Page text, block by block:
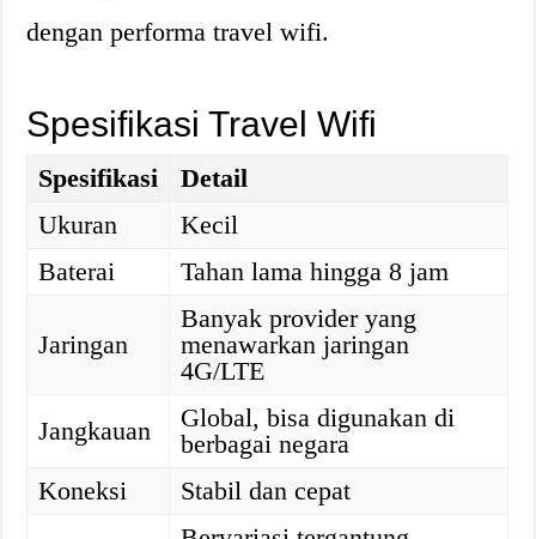
dengan performa travel wifi.
Spesifikasi Travel Wifi
Spesifikasi
Detail
Ukuran
Kecil
Baterai
Tahan lama hingga 8 jam
Jaringan
Banyak provider yang
menawarkan jaringan
4G/LTE
Jangkauan
Global, bisa digunakan di
berbagai negara
Koneksi
Stabil dan cepat